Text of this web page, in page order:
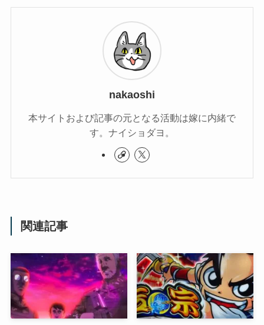
nakaoshi
本サイトおよび記事の元となる活動は嫁に内緒で
す。ナイショダヨ。
関連記事